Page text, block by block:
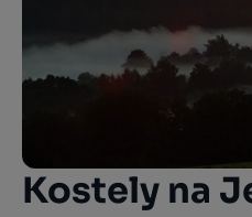
Kostely na